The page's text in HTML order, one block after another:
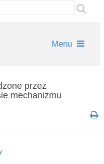
Menu
przez
mechanizmu